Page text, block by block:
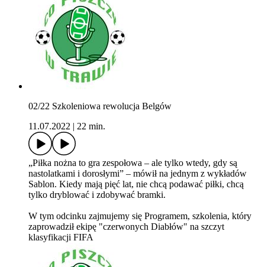
02/22 Szkoleniowa rewolucja Belgów
11.07.2022
22 min.
„Piłka nożna to gra zespołowa – ale tylko wtedy, gdy są
nastolatkami i dorosłymi” – mówił na jednym z wykładów
Sablon. Kiedy mają pięć lat, nie chcą podawać piłki, chcą
tylko dryblować i zdobywać bramki.
W tym odcinku zajmujemy się Programem, szkolenia, który
zaprowadził ekipę "czerwonych Diabłów" na szczyt
klasyfikacji FIFA